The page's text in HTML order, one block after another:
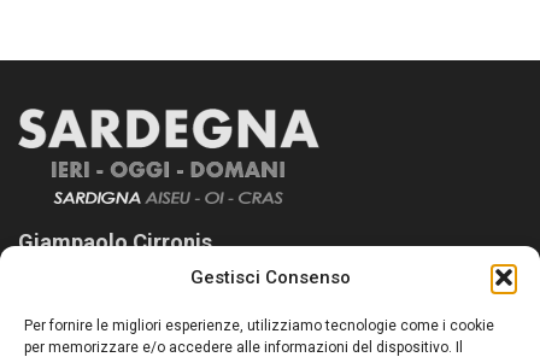
Gestisci Consenso
Per fornire le migliori esperienze, utilizziamo tecnologie come i cookie
per memorizzare e/o accedere alle informazioni del dispositivo. Il
Giampaolo Cirronis
Sardegna Ieri-Oggi-Domani nasce per informare “liberamente” i
lettori su quanto accade in Sardegna, con un occhio rivolto al
nostro passato e, soprattutto, al nostro futuro